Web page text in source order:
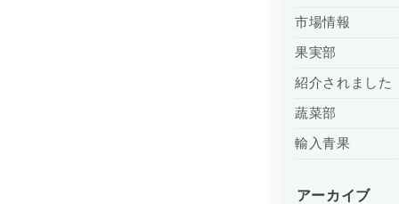
市場情報
果実部
紹介されました
蔬菜部
輸入青果
アーカイブ